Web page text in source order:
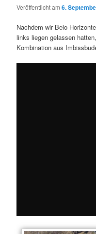
Veröffentlicht am6.
Nachdem wir Belo
links liegen gelassen
Kombination aus